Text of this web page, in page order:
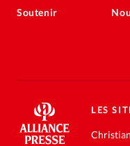
Soutenir
LES